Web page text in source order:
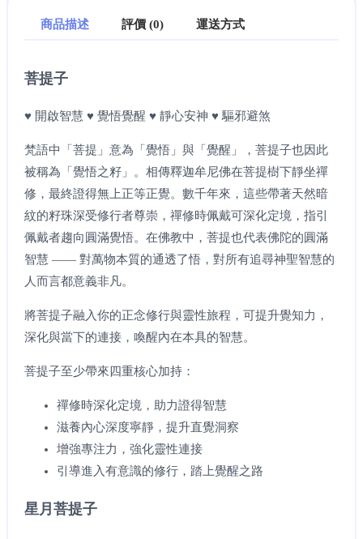
菩提子
♥ 開啟智慧 ♥ 覺悟覺醒 ♥ 靜心安神 ♥ 驅邪避煞
梵語中「菩提」意為「覺悟」與「覺醒」，菩提子也因此
被稱為「覺悟之籽」。相傳釋迦牟尼佛在菩提樹下靜坐禪
修，最終證得無上正等正覺。數千年來，這些帶著天然暗
紋的籽珠深受修行者尊崇，禪修時佩戴可深化定境，指引
佩戴者趨向圓滿覺悟。在佛教中，菩提也代表佛陀的圓滿
智慧 —— 對萬物本質的通透了悟，對所有追尋神聖智慧的
人而言都意義非凡。
將菩提子融入你的正念修行與靈性旅程，可提升覺知力，
深化與當下的連接，喚醒內在本具的智慧。
菩提子至少帶來四重核心加持：
禪修時深化定境，助力證得智慧
滋養內心深度寧靜，提升直覺洞察
增強專注力，強化靈性連接
引導進入有意識的修行，踏上覺醒之路
星月菩提子
商品描述 評價 (0) 運送方式